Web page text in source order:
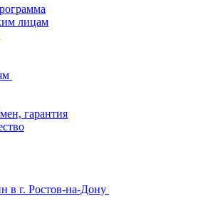
лицам
гарантия
в г. Ростов-на-Дону